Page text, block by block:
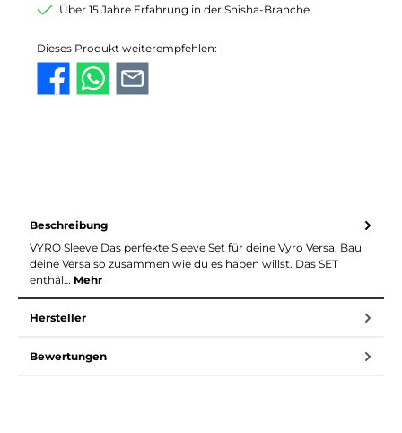
Über 15 Jahre Erfahrung in der Shisha-Branche
Dieses Produkt weiterempfehlen:
Beschreibung
VYRO Sleeve Das perfekte Sleeve Set für deine Vyro Versa. Bau
deine Versa so zusammen wie du es haben willst. Das SET
enthäl… Mehr
Hersteller
Bewertungen